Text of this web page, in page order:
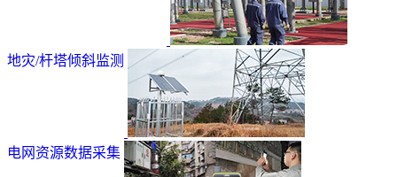
地灾/杆塔倾斜监测
电网资源数据采集